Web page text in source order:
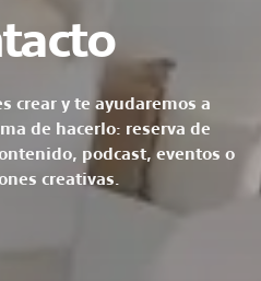
crear y te ayudaremos a
de hacerlo: reserva de
podcast, eventos o
creativas.